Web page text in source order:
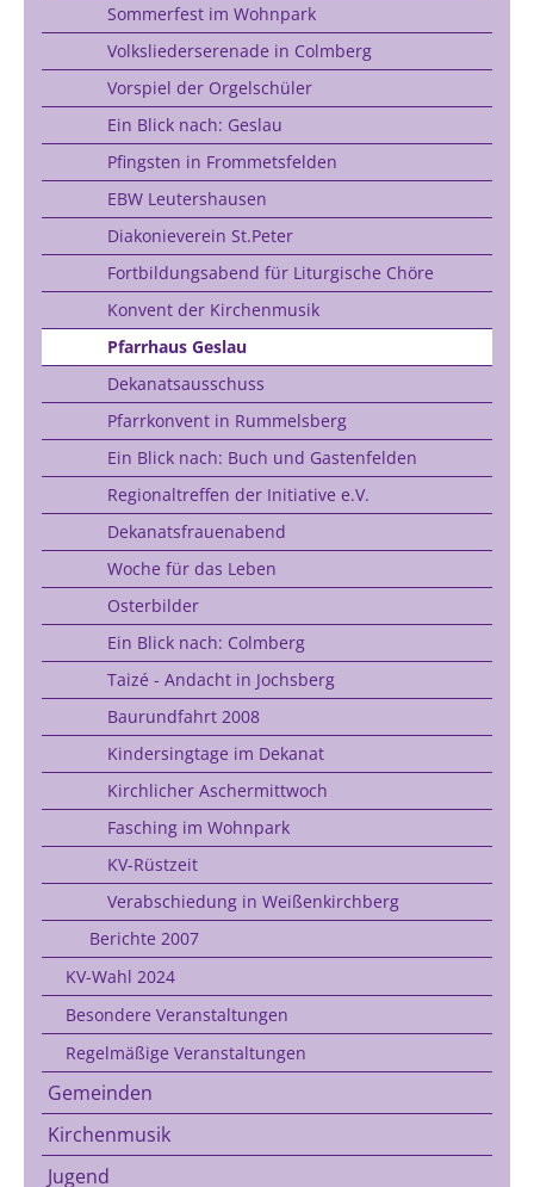
Sommerfest im Wohnpark
Volksliederserenade in Colmberg
Vorspiel der Orgelschüler
Ein Blick nach: Geslau
Pfingsten in Frommetsfelden
EBW Leutershausen
Diakonieverein St.Peter
Fortbildungsabend für Liturgische Chöre
Konvent der Kirchenmusik
Pfarrhaus Geslau
Dekanatsausschuss
Pfarrkonvent in Rummelsberg
Ein Blick nach: Buch und Gastenfelden
Regionaltreffen der Initiative e.V.
Dekanatsfrauenabend
Woche für das Leben
Osterbilder
Ein Blick nach: Colmberg
Taizé - Andacht in Jochsberg
Baurundfahrt 2008
Kindersingtage im Dekanat
Kirchlicher Aschermittwoch
Fasching im Wohnpark
KV-Rüstzeit
Verabschiedung in Weißenkirchberg
Berichte 2007
KV-Wahl 2024
Besondere Veranstaltungen
Regelmäßige Veranstaltungen
Gemeinden
Kirchenmusik
Jugend